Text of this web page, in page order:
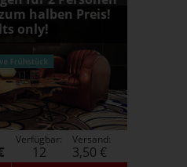
halben Preis!
only!
Verfügbar:
12
Versand:
3,50 €